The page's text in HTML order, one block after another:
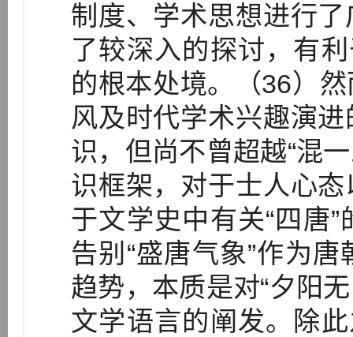
制度、学术思想进行
了较深入的探讨，有
的根本处境。（36）
风及时代学术兴趣演
识，但尚不曾超越“混
识框架，对于士人心
于文学史中有关“四唐
告别“盛唐气象”作为
趋势，本质是对“夕阳
文学语言的阐发。除